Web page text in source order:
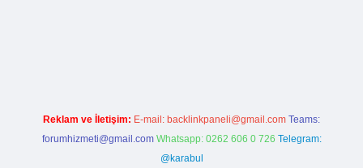
Reklam ve İletişim: E-mail: backlinkpaneli@gmail.com Teams:
forumhizmeti@gmail.com Whatsapp: 0262 606 0 726 Telegram:
@karabul